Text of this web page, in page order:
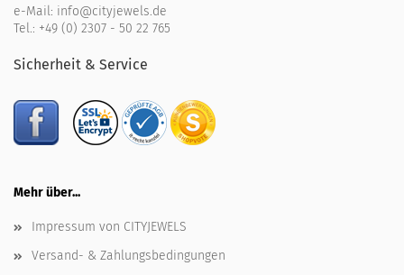
e-Mail: info@cityjewels.de
Tel.: +49 (0) 2307 - 50 22 765
Sicherheit & Service
Mehr über...
Impressum von CITYJEWELS
Versand- & Zahlungsbedingungen